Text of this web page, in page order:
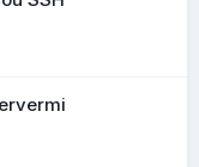
iných klientov
a ďalších polí